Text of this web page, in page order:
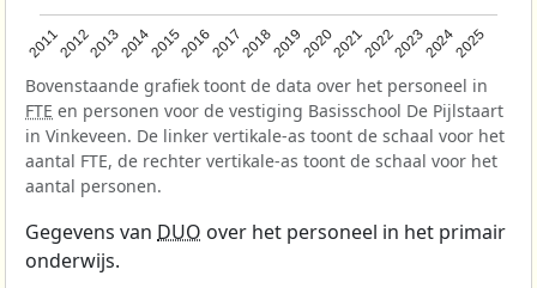
201120122013201420152016201720182019202020212022202320242025
Bovenstaande grafiek toont de data over het personeel in
FTE en personen voor de vestiging Basisschool De Pijlstaart
in Vinkeveen. De linker vertikale-as toont de schaal voor het
aantal FTE, de rechter vertikale-as toont de schaal voor het
aantal personen.
Gegevens van DUO over het personeel in het primair
onderwijs.